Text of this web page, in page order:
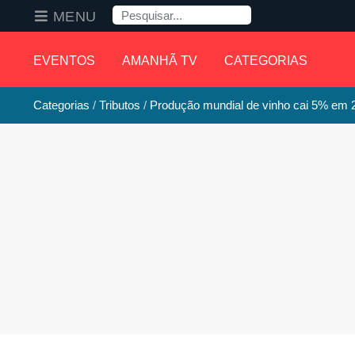
EVENTOS AMANHÃ TV CATEGORIAS
MENU Pesquisa
Categorias Tributos Produção mundial de vinho cai 5% em